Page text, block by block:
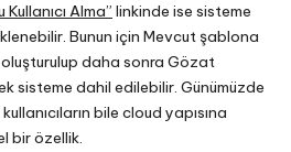
Kullanıcı Alma” linkinde ise sisteme
Bunun için Mevcut şablona
daha sonra Gözat
sisteme dahil edilebilir. Günümüzde
bile cloud yapısına
bir özellik.